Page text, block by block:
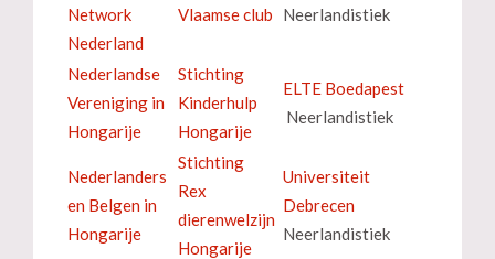
Network
Nederland
Vlaamse club
Neerlandistiek
Nederlandse
Vereniging in
Hongarije
Stichting
Kinderhulp
Hongarije
ELTE Boedapest
Neerlandistiek
Nederlanders
en Belgen in
Hongarije
Stichting
Rex
dierenwelzijn
Hongarije
Universiteit
Debrecen
Neerlandistiek